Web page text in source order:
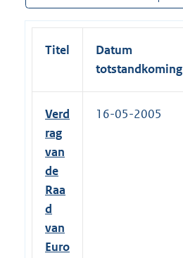
Titel
Datum
totstandkoming
Verd
rag
van
de
Raa
d
van
Euro
16-05-2005